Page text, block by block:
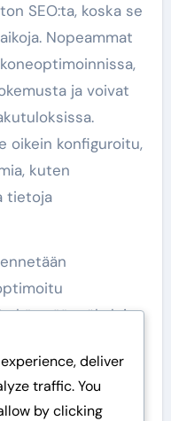
SEO:ta, koska se
Nopeammat
ja voivat
oikein konfiguroitu,
kuten
tietoja
käyttää työkaluja,
arvioidaksesi
deliver
traffic. You
by clicking